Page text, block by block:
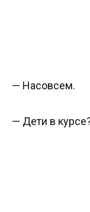
— Насовсем.
— Дети в